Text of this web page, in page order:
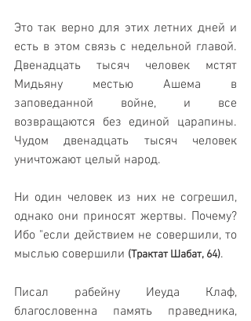
Это так верно для этих летних дней и
есть в этом связь с недельной главой.
Двенадцать тысяч человек мстят
Мидьяну местью Ашема в
заповеданной войне, и все
возвращаются без единой царапины.
Чудом двенадцать тысяч человек
уничтожают целый народ.
Ни один человек из них не согрешил,
однако они приносят жертвы. Почему?
Ибо "если действием не совершили, то
мыслью совершили (Трактат Шабат, 64).
Писал рабейну Иеуда Клаф,
благословенна память праведника,